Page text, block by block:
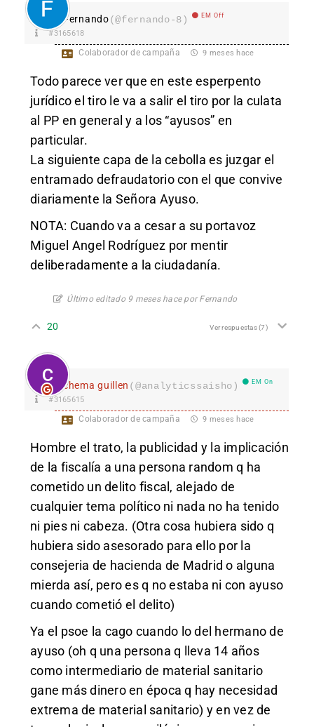
Fernando(@fernando-8) EM Off
#3165618
Colaborador de campaña 9 meses hace
Todo parece ver que en este esperpento
jurídico el tiro le va a salir el tiro por la culata
al PP en general y a los “ayusos” en
particular.
La siguiente capa de la cebolla es juzgar el
entramado defraudatorio con el que convive
diariamente la Señora Ayuso.
NOTA: Cuando va a cesar a su portavoz
Miguel Angel Rodríguez por mentir
deliberadamente a la ciudadanía.
Último editado 9 meses hace por Fernando
20 Ver respuestas(7)
chema guillen (@analyticssaisho) EM On
#3165615
Colaborador de campaña 9 meses hace
Hombre el trato, la publicidad y la implicación
de la fiscalía a una persona random q ha
cometido un delito fiscal, alejado de
cualquier tema político ni nada no ha tenido
ni pies ni cabeza. (Otra cosa hubiera sido q
hubiera sido asesorado para ello por la
consejeria de hacienda de Madrid o alguna
mierda así, pero es q no estaba ni con ayuso
cuando cometió el delito)
Ya el psoe la cago cuando lo del hermano de
ayuso (oh q una persona q lleva 14 años
como intermediario de material sanitario
gane más dinero en época q hay necesidad
extrema de material sanitario) y en vez de